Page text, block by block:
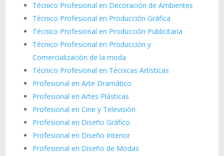
Técnico Profesional en Decoración de Ambientes
Técnico Profesional en Producción Gráfica
Técnico Profesional en Producción Publicitaria
Técnico Profesional en Producción y
Comercialización de la moda
Técnico Profesional en Técnicas Artísticas
Profesional en Arte Dramático
Profesional en Artes Plásticas
Profesional en Cine y Televisión
Profesional en Diseño Gráfico
Profesional en Diseño Interior
Profesional en Diseño de Modas